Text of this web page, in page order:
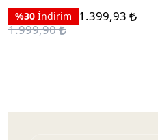
%30 İndirim
1.399,93
1.999,90